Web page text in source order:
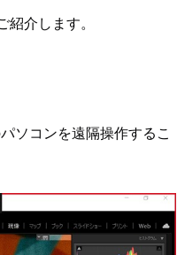
介します。
ソコンを遠隔操作するこ